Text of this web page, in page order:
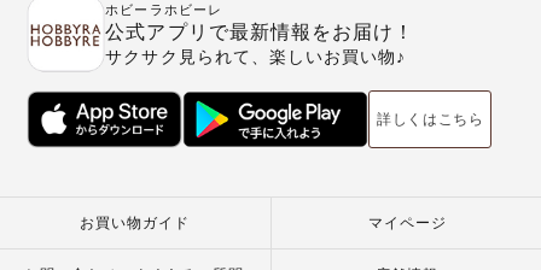
ホビーラホビーレ
公式アプリで最新情報をお届け！
サクサク見られて、楽しいお買い物♪
詳しくはこちら
お買い物ガイド マイページ